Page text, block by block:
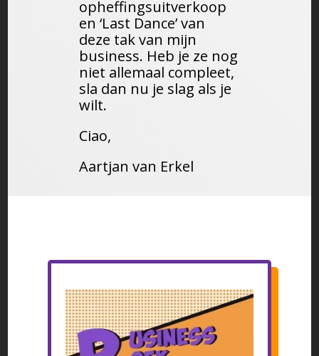
opheffingsuitverkoop
en ‘Last Dance’ van
deze tak van mijn
business. Heb je ze nog
niet allemaal compleet,
sla dan nu je slag als je
wilt.
Ciao,
Aartjan van Erkel